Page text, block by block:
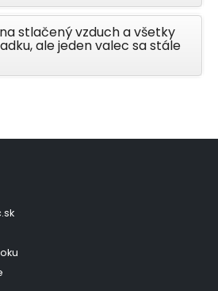
stlačený vzduch a všetky
ale jeden valec sa stále